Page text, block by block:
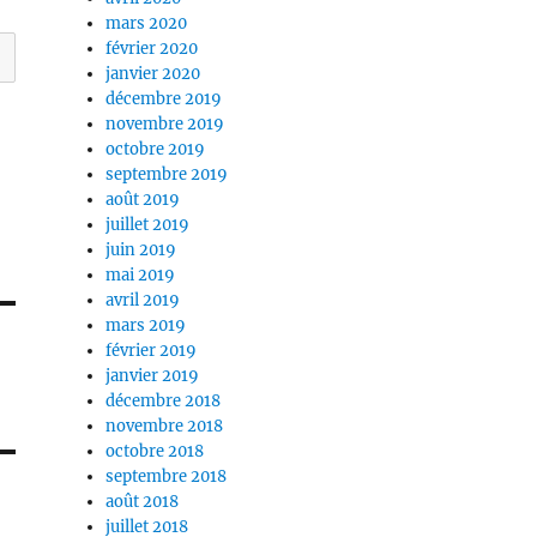
mars 2020
février 2020
janvier 2020
décembre 2019
novembre 2019
octobre 2019
septembre 2019
août 2019
juillet 2019
juin 2019
mai 2019
avril 2019
mars 2019
février 2019
janvier 2019
décembre 2018
novembre 2018
octobre 2018
septembre 2018
août 2018
juillet 2018